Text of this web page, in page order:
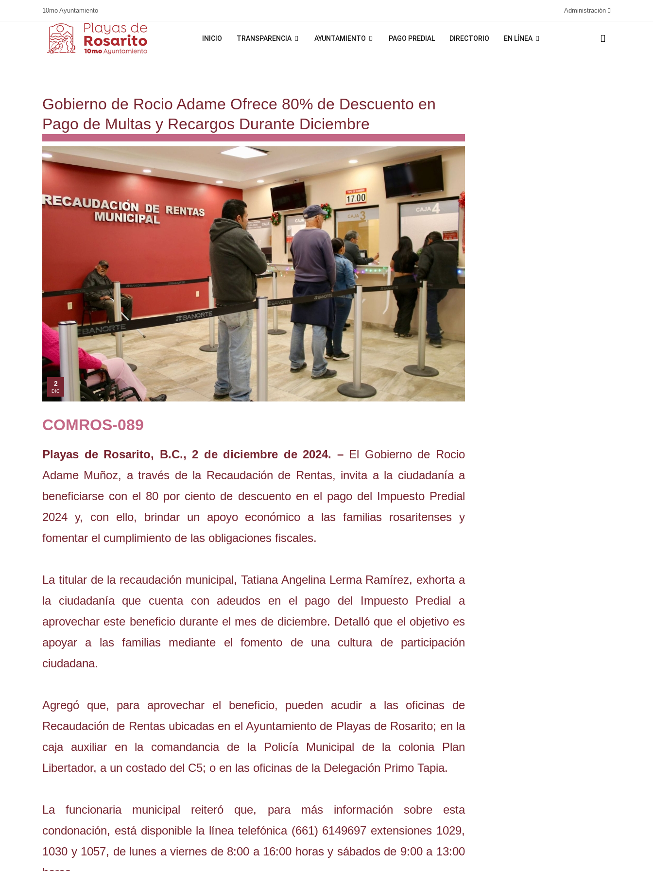
10mo Ayuntamiento Administración
INICIO TRANSPARENCIA AYUNTAMIENTO PAGO PREDIAL DIRECTORIO EN LÍNEA
Gobierno de Rocio Adame Ofrece 80% de Descuento en
Pago de Multas y Recargos Durante Diciembre
2
DIC
COMROS-089
Playas de Rosarito, B.C., 2 de diciembre de 2024. –El Gobierno de Rocio
Adame Muñoz, a través de la Recaudación de Rentas, invita a la ciudadanía a
beneficiarse con el 80 por ciento de descuento en el pago del Impuesto Predial
2024 y, con ello, brindar un apoyo económico a las familias rosaritenses y
fomentar el cumplimiento de las obligaciones fiscales.
La titular de la recaudación municipal, Tatiana Angelina Lerma Ramírez, exhorta a
la ciudadanía que cuenta con adeudos en el pago del Impuesto Predial a
aprovechar este beneficio durante el mes de diciembre. Detalló que el objetivo es
apoyar a las familias mediante el fomento de una cultura de participación
ciudadana.
Agregó que, para aprovechar el beneficio, pueden acudir a las oficinas de
Recaudación de Rentas ubicadas en el Ayuntamiento de Playas de Rosarito; en la
caja auxiliar en la comandancia de la Policía Municipal de la colonia Plan
Libertador, a un costado del C5; o en las oficinas de la Delegación Primo Tapia.
La funcionaria municipal reiteró que, para más información sobre esta
condonación, está disponible la línea telefónica (661) 6149697 extensiones 1029,
1030 y 1057, de lunes a viernes de 8:00 a 16:00 horas y sábados de 9:00 a 13:00